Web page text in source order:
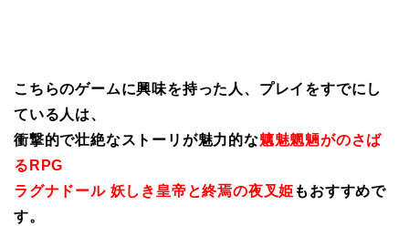
こちらのゲームに興味を持った人、プレイをすでにし
ている人は、
衝撃的で壮絶なストーリが魅力的な魑魅魍魎がのさば
るRPG
ラグナドール 妖しき皇帝と終焉の夜叉姫 もおすすめで
す。